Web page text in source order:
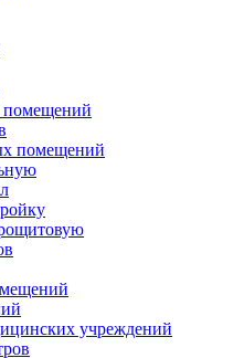
помещений
помещений
учреждений